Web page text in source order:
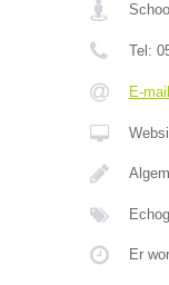
Tel:
E-
Er